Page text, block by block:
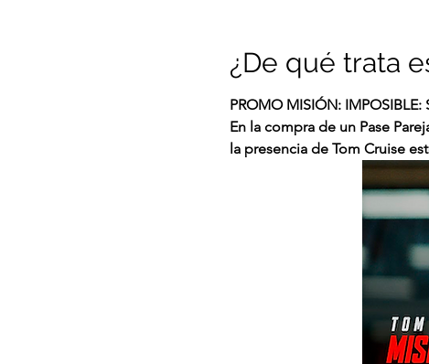
¿De qué trata
PROMO MISIÓN: IMPOSIBLE:
En la compra de un Pase
la presencia de Tom Cruise